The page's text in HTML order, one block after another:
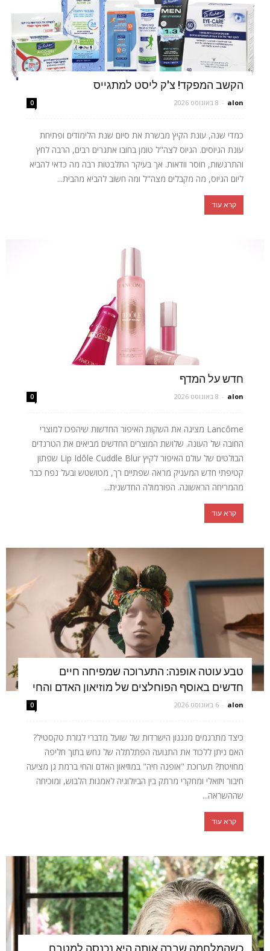
הקשב המפקד! צ'ק ליסט למתגייס
alon
- 8 באוגוסט 2026 0
כמדי שנה, עונת הקיץ מבשרת את סיום שנת הלימודים ופתיחת
עונת הגיוסים. הגיוס לצה"ל טומן בחובו אתגרים רבים, הרבה לחץ
והתרגשות, חוסר וודאות. אך בעיקר התלבטות רבה מה כדאי להביא
ליום הגיוס, מה מקבלים מצה"ל ומה חשוב להביא מהבית...
קרא עוד
חדש על המדף
alon
- 8 באוגוסט 2026 0
Lancôme מציגה את השקות האיפור החדשות שיהפכו למוצרי
החובה של העונה. שלושת המוצרים החדשים מביאים את הטרנדים
הבולטים של עולם האיפור לקיץ Lip Idôle Cuddle Blur שפתון
קטיפתי חדש המעניק מראה שפתיים רך, מטושטש ובעל נפח כבר
מהמריחה הראשונה. הפורמולה החדשנית...
קרא עוד
טבע עוטה אופנה: התערוכה שמפיחה חיים
חדשים באוסף הפוחלצים של מוזיאון האדם והחי
alon
- 6 באוגוסט 2026 0
כיצד מתרגמים מנגנון הישרדות של שועל מדברי לגזרת טקסטיל?
האם ניתן ללכוד את התנועה הפתלתלה של נחש בתוך חליפה
מחויטת? תערוכת "אופנה חיה" במוזיאון האדם והחי ברמת גן מציעה
חיבור ויזואלי ומחקרי מרתק בין הביולוגיה לאמנות הלבוש, ומוכיחה
שההשראה...
קרא עוד
כשהמלחמה שברה אותה היא נכנסה למטבח,